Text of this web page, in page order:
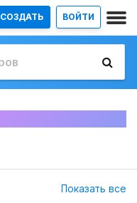
СОЗДАТЬ ВОЙТИ
Показать все